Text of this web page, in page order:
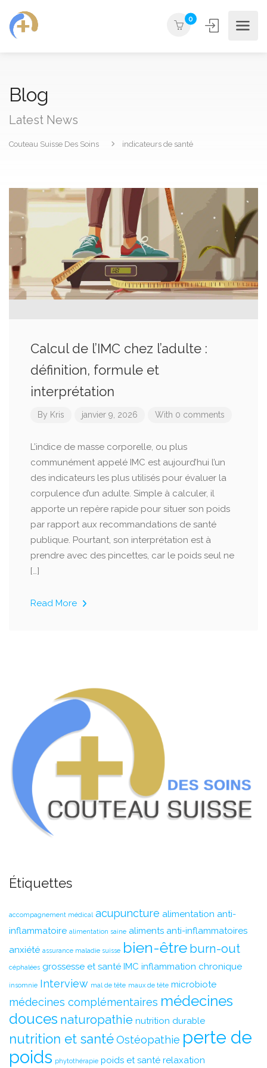
0
Blog
Latest News
Couteau Suisse Des Soins indicateurs de santé
Calcul de l’IMC chez l’adulte :
définition, formule et
interprétation
By Kris janvier 9, 2026 With 0 comments
L’indice de masse corporelle, ou plus
communément appelé IMC est aujourd’hui l’un
des indicateurs les plus utilisés pour évaluer la
corpulence d’un adulte. Simple à calculer, il
apporte un repère rapide pour situer son poids
par rapport aux recommandations de santé
publique. Pourtant, son interprétation est à
prendre avec des pincettes, car le poids seul ne
[…]
Read More
Étiquettes
accompagnement médical acupuncture alimentation anti-
inflammatoire alimentation saine aliments anti-inflammatoires
anxiété assurance maladie suisse bien-être burn-out
céphalées grossesse et santé IMC inflammation chronique
insomnie Interview mal de tête maux de tête microbiote
médecines complémentaires médecines
douces naturopathie nutrition durable
nutrition et santéOstéopathie perte de
poids phytothérapie poids et santé relaxation